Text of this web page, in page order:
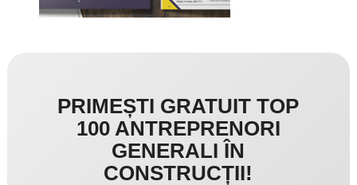
PRIMEȘTI GRATUIT TOP
100 ANTREPRENORI
GENERALI ÎN
CONSTRUCȚII!